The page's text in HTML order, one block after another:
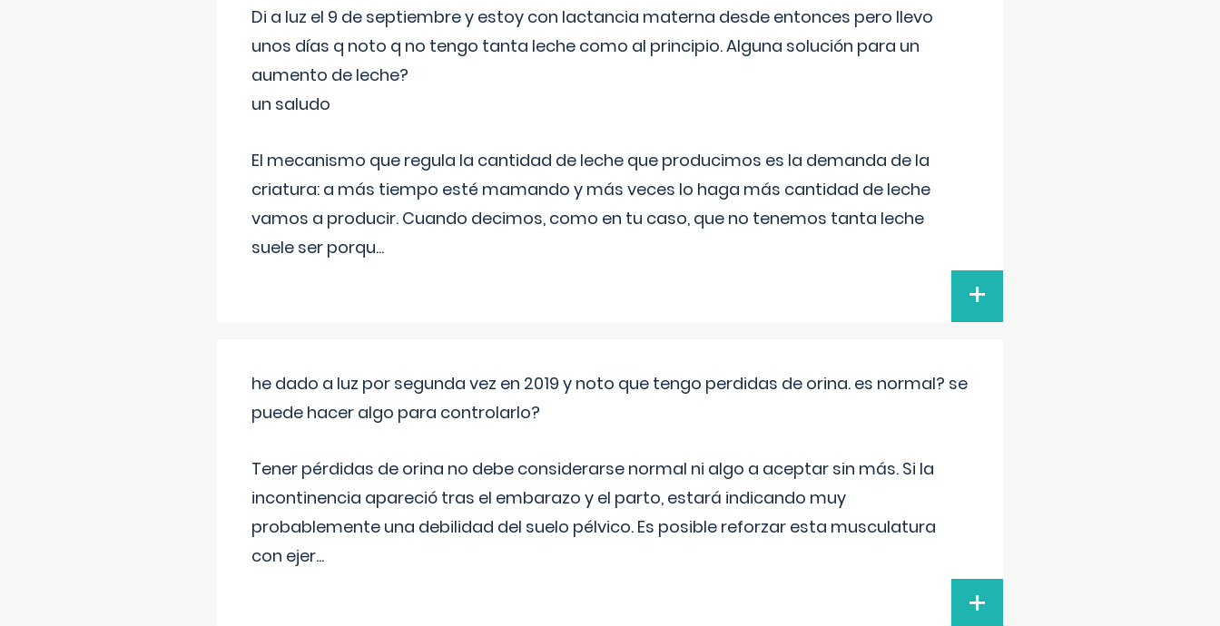
Di a luz el 9 de septiembre y estoy con lactancia materna desde entonces pero llevo
unos días q noto q no tengo tanta leche como al principio. Alguna solución para un
aumento de leche?
un saludo
El mecanismo que regula la cantidad de leche que producimos es la demanda de la
criatura: a más tiempo esté mamando y más veces lo haga más cantidad de leche
vamos a producir. Cuando decimos, como en tu caso, que no tenemos tanta leche
suele ser porqu...
+
he dado a luz por segunda vez en 2019 y noto que tengo perdidas de orina. es normal? se
puede hacer algo para controlarlo?
Tener pérdidas de orina no debe considerarse normal ni algo a aceptar sin más. Si la
incontinencia apareció tras el embarazo y el parto, estará indicando muy
probablemente una debilidad del suelo pélvico. Es posible reforzar esta musculatura
con ejer...
+